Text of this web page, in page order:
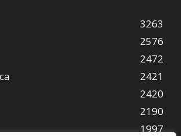
3263
2576
2472
2421
2420
2190
1997